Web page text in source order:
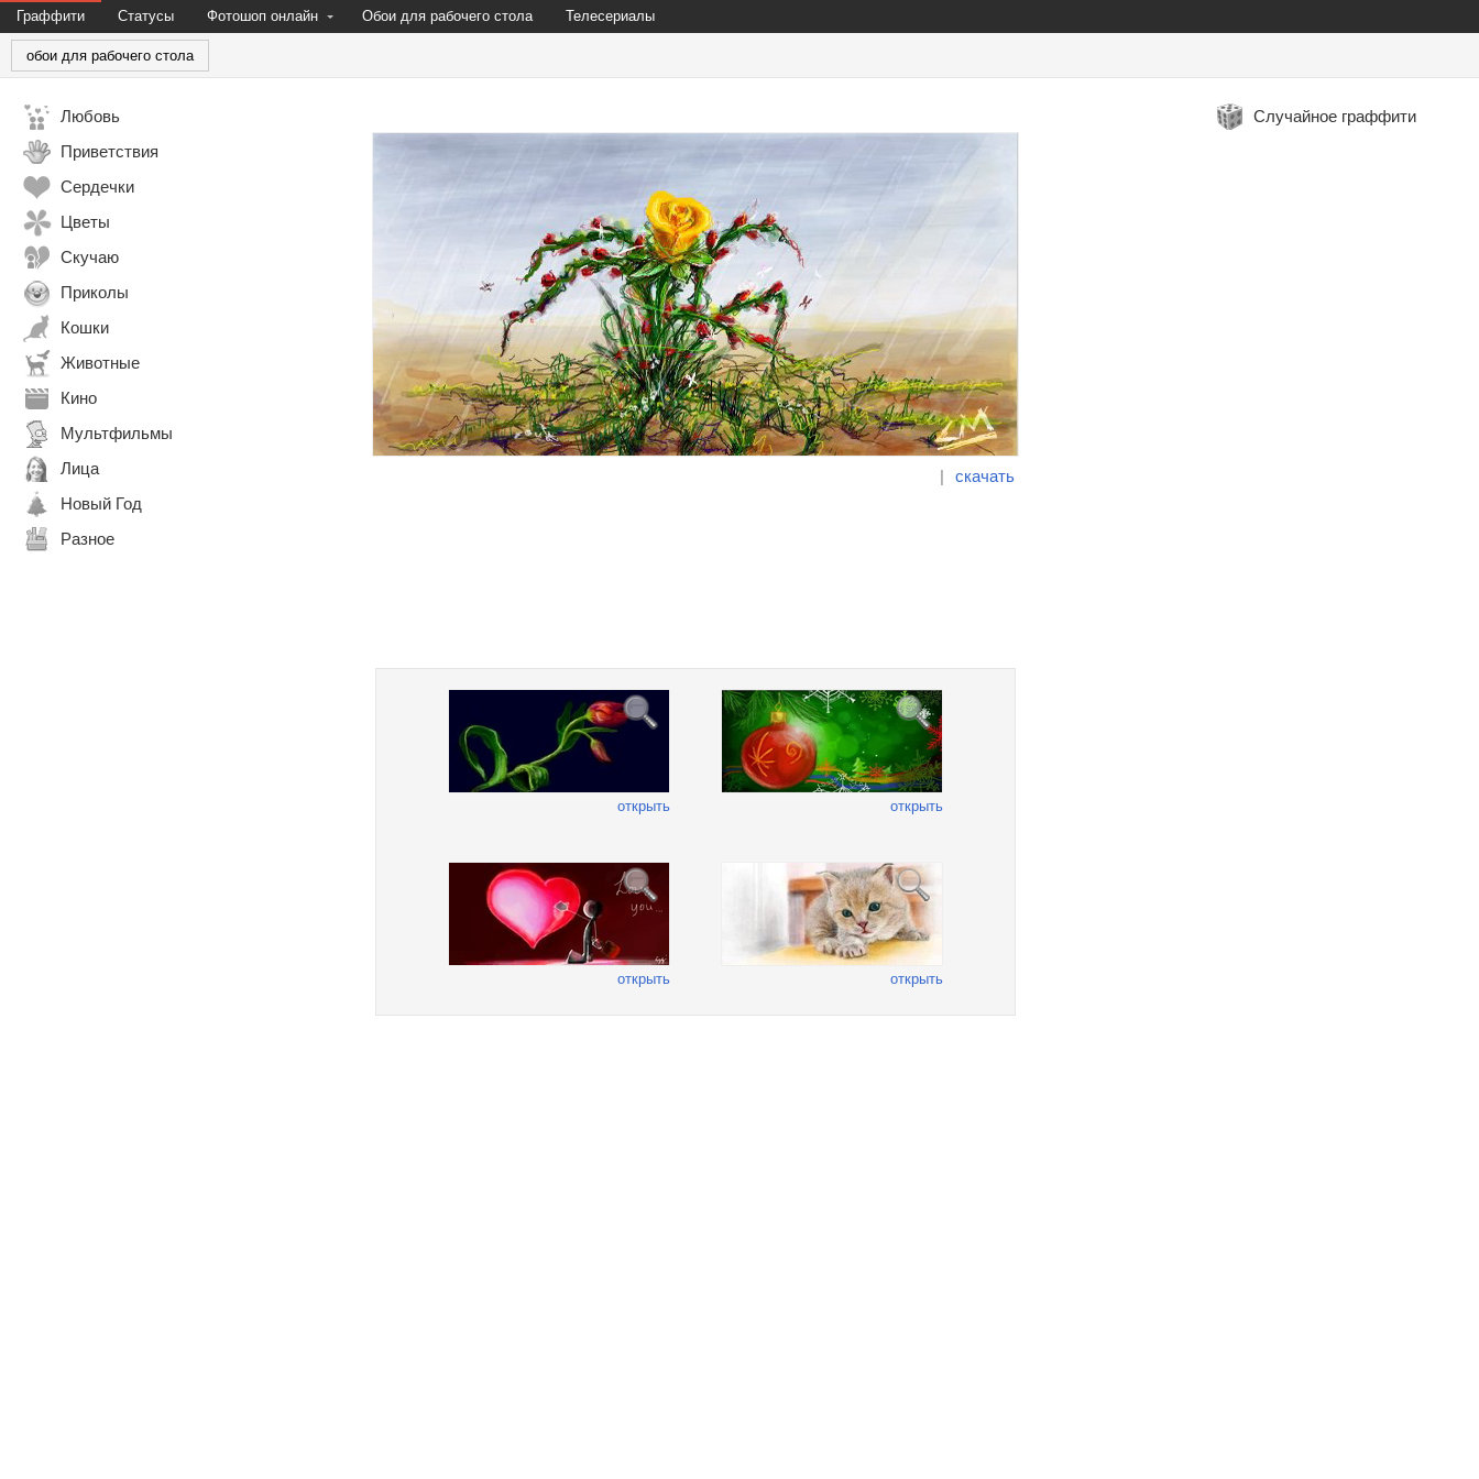
Граффити Статусы Фотошоп онлайн Обои для рабочего стола Телесериалы
обои для рабочего стола
Любовь
Приветствия
Сердечки
Цветы
Скучаю
Приколы
Кошки
Животные
Кино
Мультфильмы
Лица
Новый Год
Разное
| скачать
открыть открыть
открыть открыть
Случайное граффити